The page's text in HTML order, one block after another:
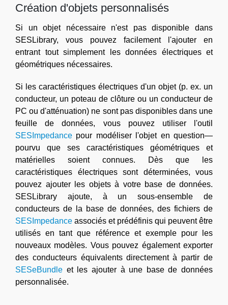
Création d'objets personnalisés
Si un objet nécessaire n'est pas disponible dans
SESLibrary, vous pouvez facilement l'ajouter en
entrant tout simplement les données électriques et
géométriques nécessaires.
Si les caractéristiques électriques d'un objet (p. ex. un
conducteur, un poteau de clôture ou un conducteur de
PC ou d'atténuation) ne sont pas disponibles dans une
feuille de données, vous pouvez utiliser l'outil
SESImpedance pour modéliser l'objet en question—
pourvu que ses caractéristiques géométriques et
matérielles soient connues. Dès que les
caractéristiques électriques sont déterminées, vous
pouvez ajouter les objets à votre base de données.
SESLibrary ajoute, à un sous-ensemble de
conducteurs de la base de données, des fichiers de
SESImpedance associés et prédéfinis qui peuvent être
utilisés en tant que référence et exemple pour les
nouveaux modèles. Vous pouvez également exporter
des conducteurs équivalents directement à partir de
SESeBundle et les ajouter à une base de données
personnalisée.